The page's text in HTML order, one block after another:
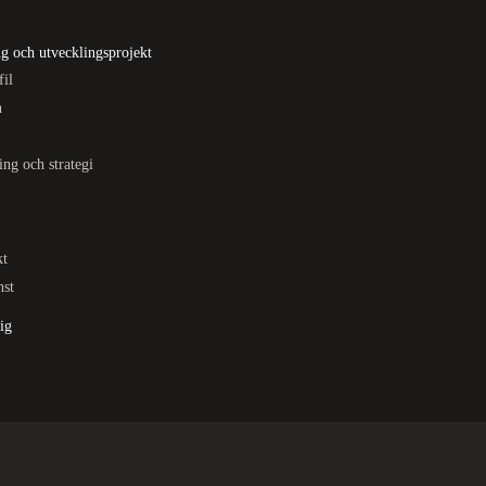
och utvecklingsprojekt
och strategi